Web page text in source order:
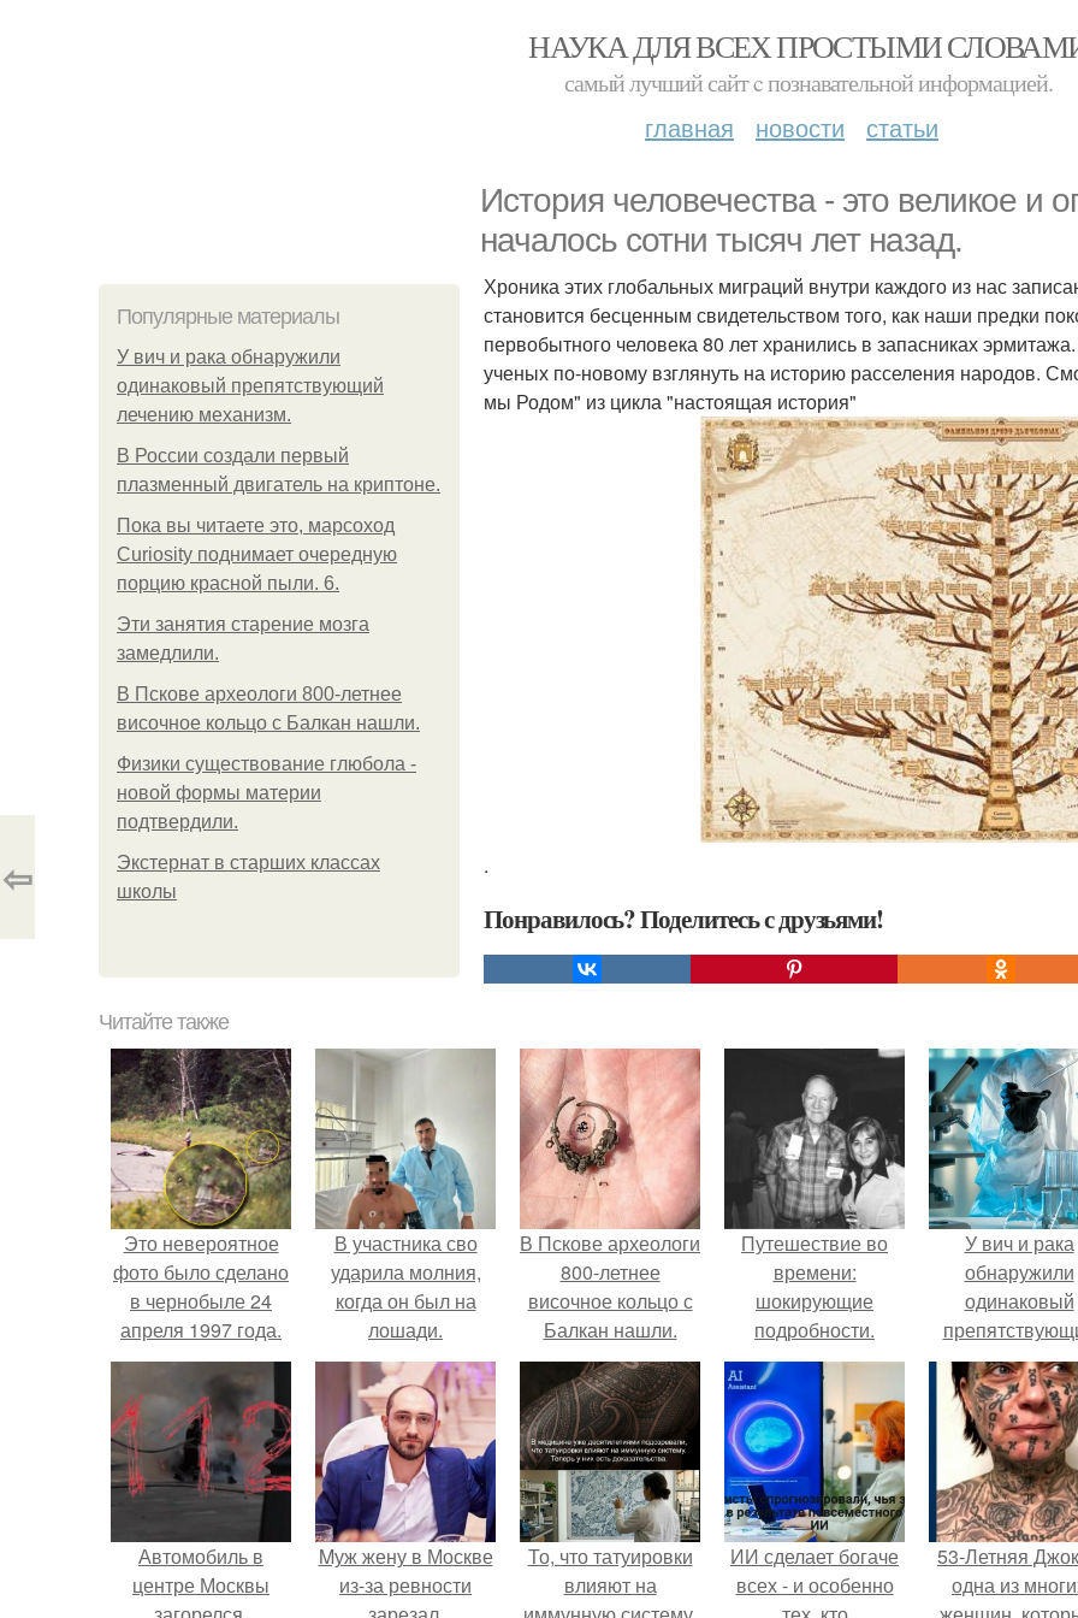
НАУКА ДЛЯ ВСЕХ ПРОСТЫМИ
самый лучший сайт c познавательной информацией.
главная новости статьи
История человечества - это великое и
началось сотни тысяч лет назад.
Популярные материалы
У вич и рака обнаружили
одинаковый препятствующий
лечению механизм.
В России создали первый
плазменный двигатель на криптоне.
Пока вы читаете это, марсоход
Curiosity поднимает очередную
порцию красной пыли. 6.
Эти занятия старение мозга
замедлили.
В Пскове археологи 800-летнее
височное кольцо с Балкан нашли.
Физики существование глюбола -
новой формы материи
подтвердили.
Экстернат в старших классах
школы
Хроника этих глобальных миграций внутри каждого из нас
становится бесценным свидетельством того, как наши предки
первобытного человека 80 лет хранились в запасниках
ученых по-новому взглянуть на историю расселения народов.
мы Родом" из цикла "настоящая история"
.
Понравилось? Поделитесь с друзьями!
⇦
Читайте также
Это невероятное
фото было сделано
в чернобыле 24
апреля 1997 года.
В участника сво
ударила молния,
когда он был на
лошади.
В Пскове археологи
800-летнее
височное кольцо с
Балкан нашли.
Путешествие во
времени:
шокирующие
подробности.
У вич и рака
обнаружили
одинаковый
лечению
Автомобиль в
центре Москвы
Mуж жену в Москве
из-за ревности
То, что татуировки
влияют на
ИИ сделает богаче
всех - и особенно
53-Летняя
одна из